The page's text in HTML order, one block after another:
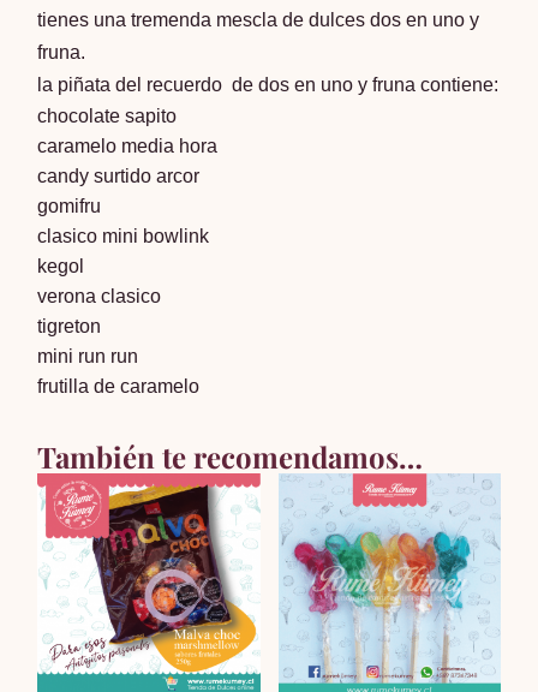
tienes una tremenda mescla de dulces dos en uno y
fruna.
la piñata del recuerdo de dos en uno y fruna contiene:
chocolate sapito
caramelo media hora
candy surtido arcor
gomifru
clasico mini bowlink
kegol
verona clasico
tigreton
mini run run
frutilla de caramelo
También te recomendamos…